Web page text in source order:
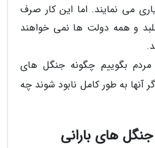
می نمایند. اما این کار صرف
و همه دولت ها نمی خواهند
بگوییم چگونه جنگل های
آنها به طور کامل نابود شوند چه
های بارانی